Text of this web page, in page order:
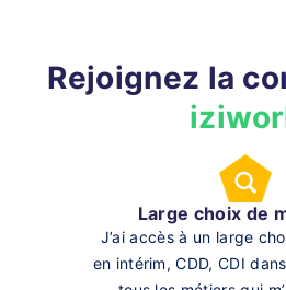
Rejoignez la
Large choix de
J’ai accès à un large
en intérim, CDD, CDI